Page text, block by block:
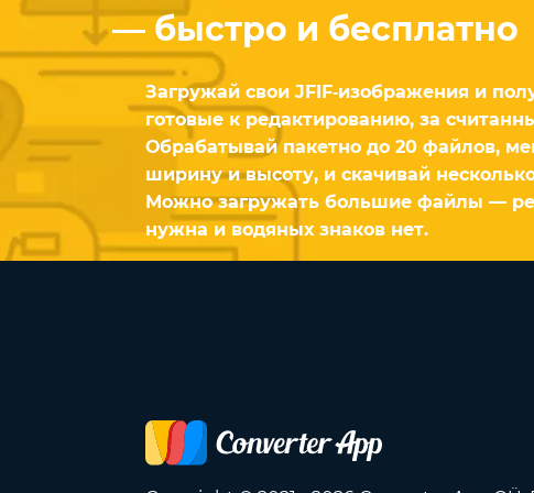
— быстро и бесплатно
Загружай свои JFIF‑изображения и
готовые к редактированию, за
Обрабатывай пакетно до 20 файлов,
ширину и высоту, и скачивай
Можно загружать большие файлы —
нужна и водяных знаков нет.